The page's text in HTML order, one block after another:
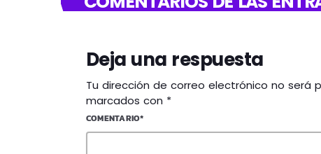
Deja una respuesta
Tu dirección de correo electrónico no será
marcados con *
COMENTARIO*